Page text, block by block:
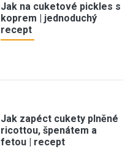
Jak na cuketové pickles s
koprem | jednoduchý
recept
Jak zapéct cukety plněné
ricottou, špenátem a
fetou | recept